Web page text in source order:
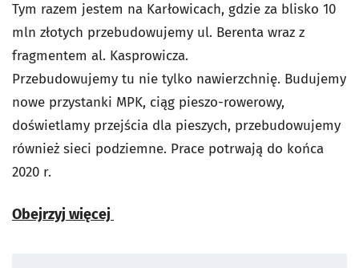
Tym razem jestem na Karłowicach, gdzie za blisko 10
mln złotych przebudowujemy ul. Berenta wraz z
fragmentem al. Kasprowicza.
Przebudowujemy tu nie tylko nawierzchnię. Budujemy
nowe przystanki MPK, ciąg pieszo-rowerowy,
doświetlamy przejścia dla pieszych, przebudowujemy
również sieci podziemne. Prace potrwają do końca
2020 r.
Obejrzyj więcej